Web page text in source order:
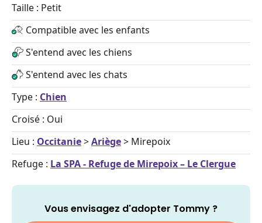
Taille : Petit
Compatible avec les enfants
S'entend avec les chiens
S'entend avec les chats
Type : Chien
Croisé : Oui
Lieu : Occitanie>Ariège> Mirepoix
Refuge : La SPA - Refuge de Mirepoix – Le Clergue
Vous envisagez d'adopter Tommy ?